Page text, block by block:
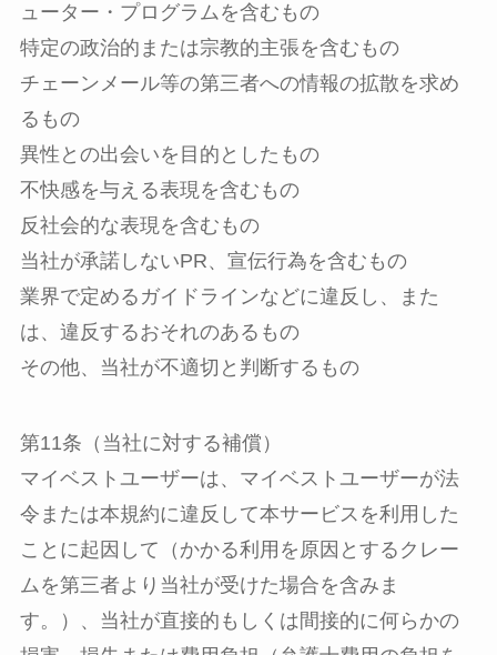
ューター・プログラムを含むもの
特定の政治的または宗教的主張を含むもの
チェーンメール等の第三者への情報の拡散を求め
るもの
異性との出会いを目的としたもの
不快感を与える表現を含むもの
反社会的な表現を含むもの
当社が承諾しないPR、宣伝行為を含むもの
業界で定めるガイドラインなどに違反し、また
は、違反するおそれのあるもの
その他、当社が不適切と判断するもの
第11条（当社に対する補償）
マイベストユーザーは、マイベストユーザーが法
令または本規約に違反して本サービスを利用した
ことに起因して（かかる利用を原因とするクレー
ムを第三者より当社が受けた場合を含みま
す。）、当社が直接的もしくは間接的に何らかの